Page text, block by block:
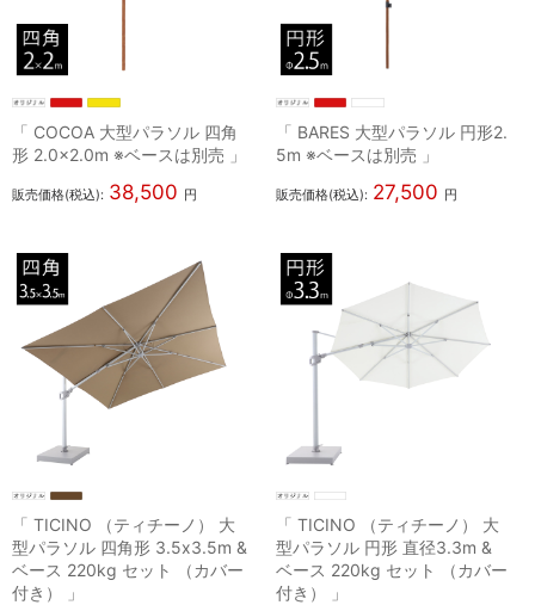
「 COCOA 大型パラソル 四角
形 2.0×2.0m ※ベースは別売 」
販売価格(税込): 38,500 円
「 BARES 大型パラソル 円形2.
5m ※ベースは別売 」
販売価格(税込): 27,500 円
「 TICINO （ティチーノ） 大
型パラソル 四角形 3.5x3.5m &
ベース 220kg セット （カバー
付き） 」
「 TICINO （ティチーノ） 大
型パラソル 円形 直径3.3m &
ベース 220kg セット （カバー
付き） 」